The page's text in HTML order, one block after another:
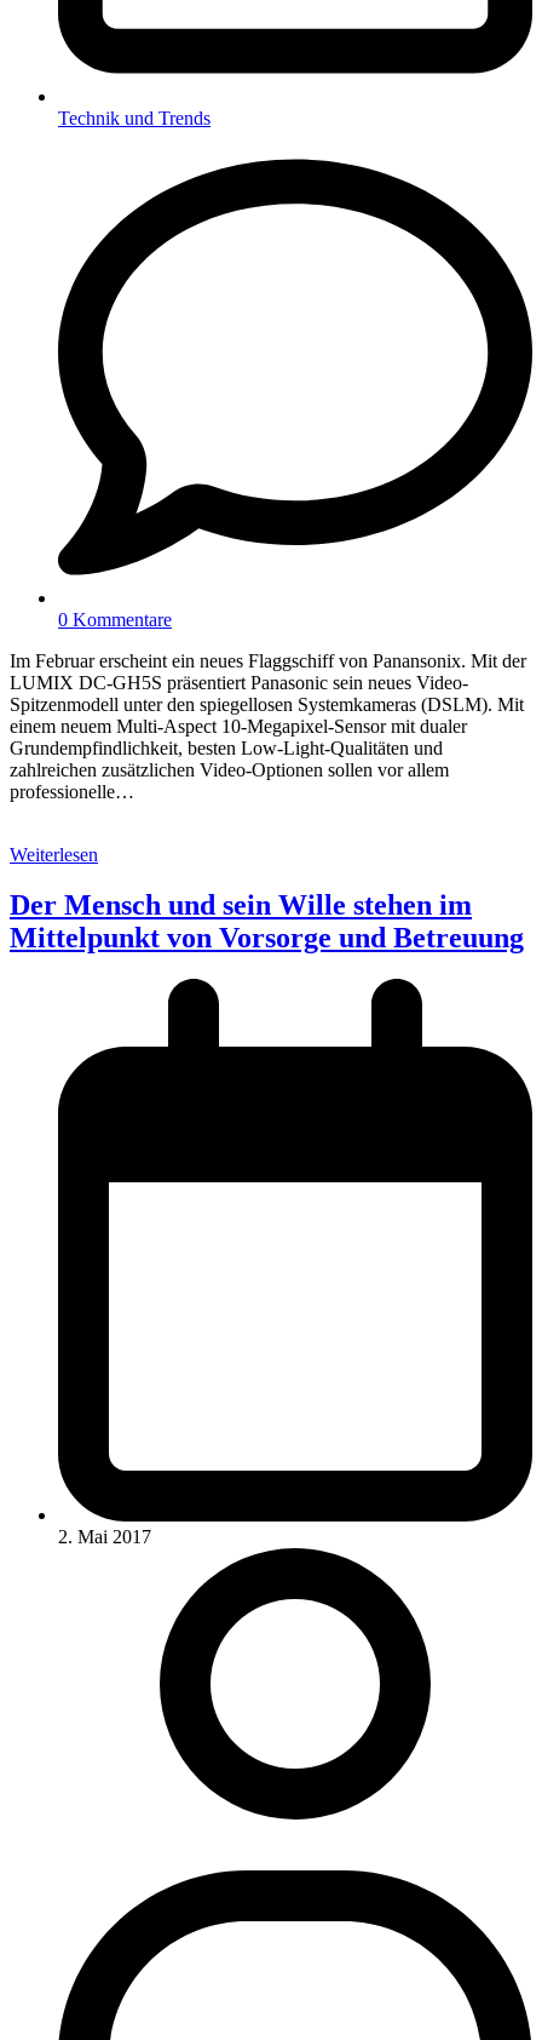
Technik und Trends
0 Kommentare
Im Februar erscheint ein neues Flaggschiff von Panansonix. Mit der
LUMIX DC-GH5S präsentiert Panasonic sein neues Video-
Spitzenmodell unter den spiegellosen Systemkameras (DSLM). Mit
einem neuem Multi-Aspect 10-Megapixel-Sensor mit dualer
Grundempfindlichkeit, besten Low-Light-Qualitäten und
zahlreichen zusätzlichen Video-Optionen sollen vor allem
professionelle…
Weiterlesen
Der Mensch und sein Wille stehen im
Mittelpunkt von Vorsorge und Betreuung
2. Mai 2017